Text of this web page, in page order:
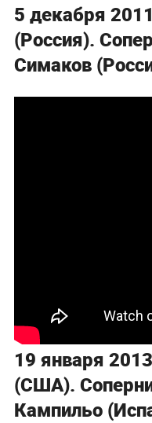
5 декабря
(Россия).
Симаков
19 января
(США).
Кампильо